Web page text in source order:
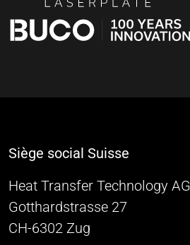
Siège social Suisse
Heat Transfer Technology AG
Gotthardstrasse 27
CH-6302 Zug